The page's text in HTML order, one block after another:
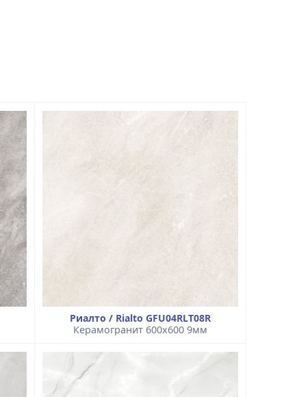
Риалто / Rialto GFU04RLT08R
Керамогранит 600x600 9мм